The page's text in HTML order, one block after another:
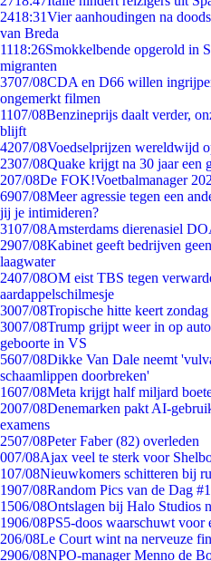
2418:31Vier aanhoudingen na
van Breda
1118:26Smokkelbende opgerold in
migranten
3707/08CDA en D66 willen
ongemerkt filmen
1107/08Benzineprijs daalt verder,
blijft
4207/08Voedselprijzen wereldwijd
2307/08Quake krijgt na 30 jaar een
207/08De FOK!Voetbalmanager
6907/08Meer agressie tegen een
jij je intimideren?
3107/08Amsterdams dierenasiel
2907/08Kabinet geeft bedrijven
laagwater
2407/08OM eist TBS tegen
aardappelschilmesje
3007/08Tropische hitte keert
3007/08Trump grijpt weer in op
geboorte in VS
5607/08Dikke Van Dale neemt
schaamlippen doorbreken'
1607/08Meta krijgt half miljard
2007/08Denemarken pakt AI-
examens
2507/08Peter Faber (82) overleden
007/08Ajax veel te sterk voor
107/08Nieuwkomers schitteren bij
1907/08Random Pics van de Dag
1506/08Ontslagen bij Halo Studios
1906/08PS5-doos waarschuwt voor
206/08Le Court wint na nerveuze
2906/08NPO-manager Menno de